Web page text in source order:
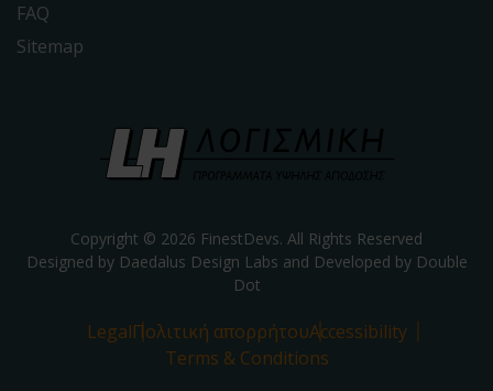
FAQ
Sitemap
Copyright © 2026 FinestDevs. All Rights Reserved
Designed by Daedalus Design Labs and Developed by Double
Dot
LegalΠολιτική απορρήτουAccessibility
Terms & Conditions